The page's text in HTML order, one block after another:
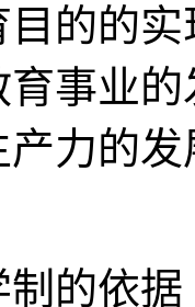
的的
事业
力的
的依据